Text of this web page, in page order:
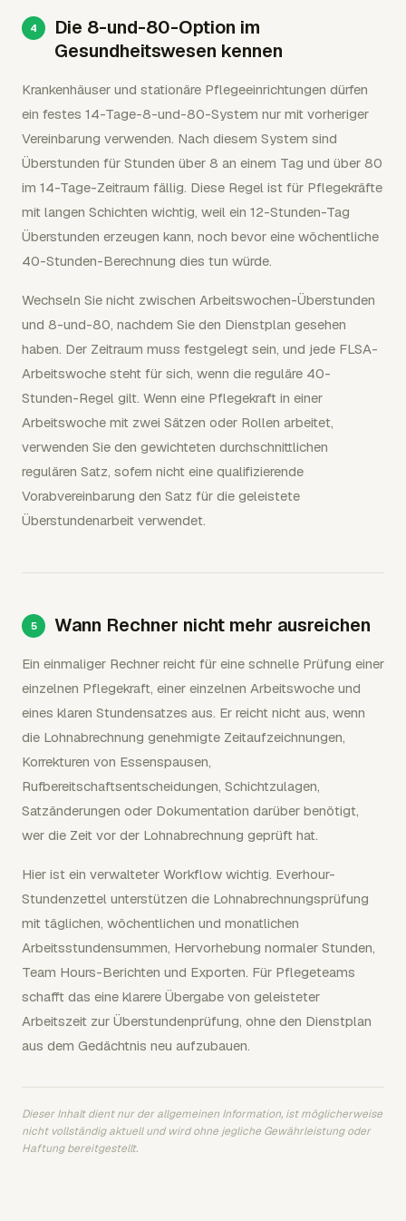
Die 8-und-80-Option im
Gesundheitswesen kennen
Krankenhäuser und stationäre Pflegeeinrichtungen dürfen
ein festes 14-Tage-8-und-80-System nur mit vorheriger
Vereinbarung verwenden. Nach diesem System sind
Überstunden für Stunden über 8 an einem Tag und über 80
im 14-Tage-Zeitraum fällig. Diese Regel ist für Pflegekräfte
mit langen Schichten wichtig, weil ein 12-Stunden-Tag
Überstunden erzeugen kann, noch bevor eine wöchentliche
40-Stunden-Berechnung dies tun würde.
Wechseln Sie nicht zwischen Arbeitswochen-Überstunden
und 8-und-80, nachdem Sie den Dienstplan gesehen
haben. Der Zeitraum muss festgelegt sein, und jede FLSA-
Arbeitswoche steht für sich, wenn die reguläre 40-
Stunden-Regel gilt. Wenn eine Pflegekraft in einer
Arbeitswoche mit zwei Sätzen oder Rollen arbeitet,
verwenden Sie den gewichteten durchschnittlichen
regulären Satz, sofern nicht eine qualifizierende
Vorabvereinbarung den Satz für die geleistete
Überstundenarbeit verwendet.
Wann Rechner nicht mehr ausreichen
Ein einmaliger Rechner reicht für eine schnelle Prüfung einer
einzelnen Pflegekraft, einer einzelnen Arbeitswoche und
eines klaren Stundensatzes aus. Er reicht nicht aus, wenn
die Lohnabrechnung genehmigte Zeitaufzeichnungen,
Korrekturen von Essenspausen,
Rufbereitschaftsentscheidungen, Schichtzulagen,
Satzänderungen oder Dokumentation darüber benötigt,
wer die Zeit vor der Lohnabrechnung geprüft hat.
Hier ist ein verwalteter Workflow wichtig. Everhour-
Stundenzettel unterstützen die Lohnabrechnungsprüfung
mit täglichen, wöchentlichen und monatlichen
Arbeitsstundensummen, Hervorhebung normaler Stunden,
Team Hours-Berichten und Exporten. Für Pflegeteams
schafft das eine klarere Übergabe von geleisteter
Arbeitszeit zur Überstundenprüfung, ohne den Dienstplan
aus dem Gedächtnis neu aufzubauen.
Dieser Inhalt dient nur der allgemeinen Information, ist möglicherweise
nicht vollständig aktuell und wird ohne jegliche Gewährleistung oder
Haftung bereitgestellt.